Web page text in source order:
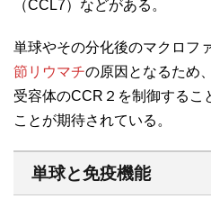
（CCL7）などがある。
単球やその分化後のマクロフ
節リウマチの原因となるため
受容体のCCR２を制御するこ
ことが期待されている。
単球と免疫機能